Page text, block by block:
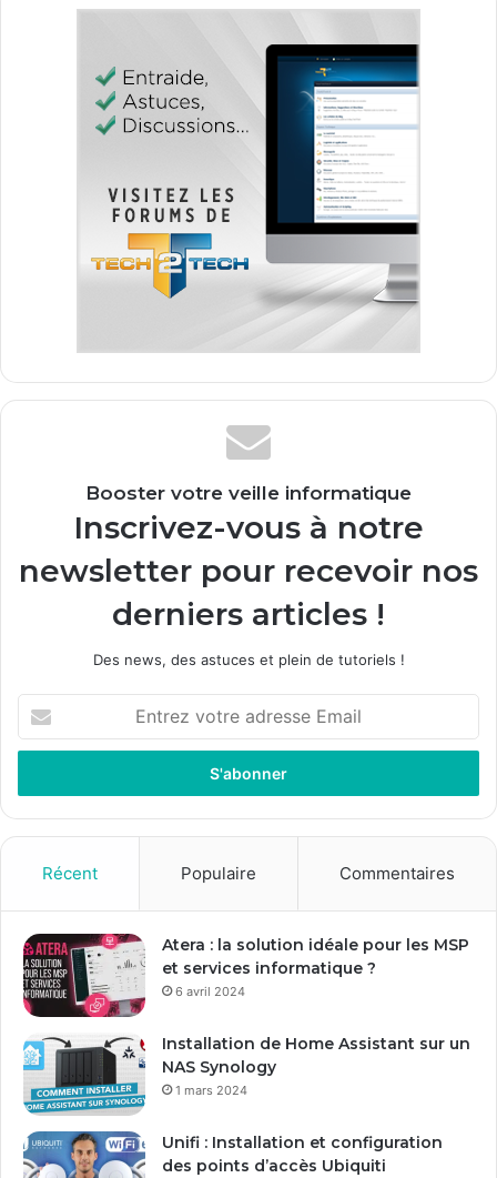
Booster votre veille informatique
Inscrivez-vous à notre
newsletter pour recevoir nos
derniers articles !
Des news, des astuces et plein de tutoriels !
votre
adresse
Récent Populaire Commentaires
Atera : la solution idéale pour les MSP
et services informatique ?
6 avril 2024
Installation de Home Assistant sur un
NAS Synology
1 mars 2024
Unifi : Installation et configuration
des points d’accès Ubiquiti